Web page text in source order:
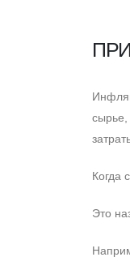
сырье,
Когда
Это